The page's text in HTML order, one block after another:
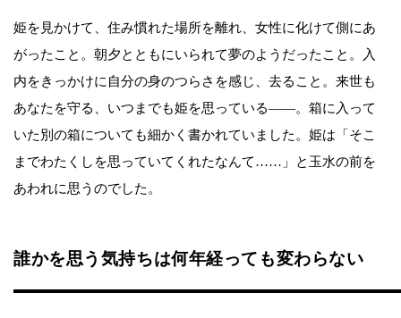
姫を見かけて、住み慣れた場所を離れ、女性に化けて側にあ
がったこと。朝夕とともにいられて夢のようだったこと。入
内をきっかけに自分の身のつらさを感じ、去ること。来世も
あなたを守る、いつまでも姫を思っている——。箱に入って
いた別の箱についても細かく書かれていました。姫は「そこ
までわたくしを思っていてくれたなんて……」と玉水の前を
あわれに思うのでした。
誰かを思う気持ちは何年経っても変わらない